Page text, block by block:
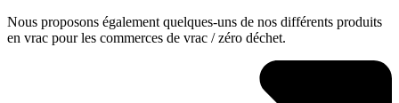
Nous proposons également quelques-uns de nos différents produits
en vrac pour les commerces de vrac / zéro déchet.